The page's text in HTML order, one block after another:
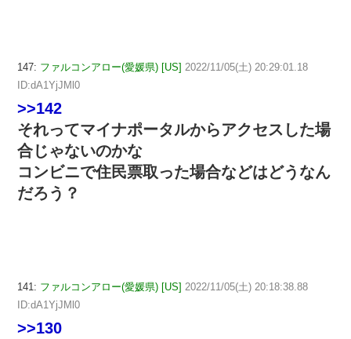
147: ファルコンアロー(愛媛県) [US] 2022/11/05(土) 20:29:01.18
ID:dA1YjJMl0
>>142
それってマイナポータルからアクセスした場
合じゃないのかな
コンビニで住民票取った場合などはどうなん
だろう？
141: ファルコンアロー(愛媛県) [US] 2022/11/05(土) 20:18:38.88
ID:dA1YjJMl0
>>130